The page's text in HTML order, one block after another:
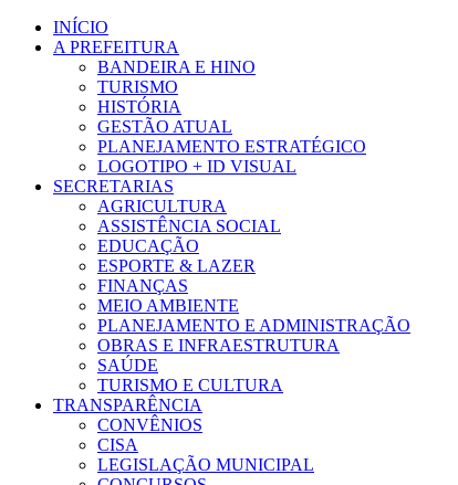
para
INÍCIO
A PREFEITURA
BANDEIRA E HINO
TURISMO
HISTÓRIA
GESTÃO ATUAL
PLANEJAMENTO ESTRATÉGICO
LOGOTIPO + ID VISUAL
SECRETARIAS
AGRICULTURA
ASSISTÊNCIA SOCIAL
EDUCAÇÃO
ESPORTE & LAZER
FINANÇAS
MEIO AMBIENTE
PLANEJAMENTO E ADMINISTRAÇÃO
OBRAS E INFRAESTRUTURA
SAÚDE
TURISMO E CULTURA
TRANSPARÊNCIA
CONVÊNIOS
CISA
LEGISLAÇÃO MUNICIPAL